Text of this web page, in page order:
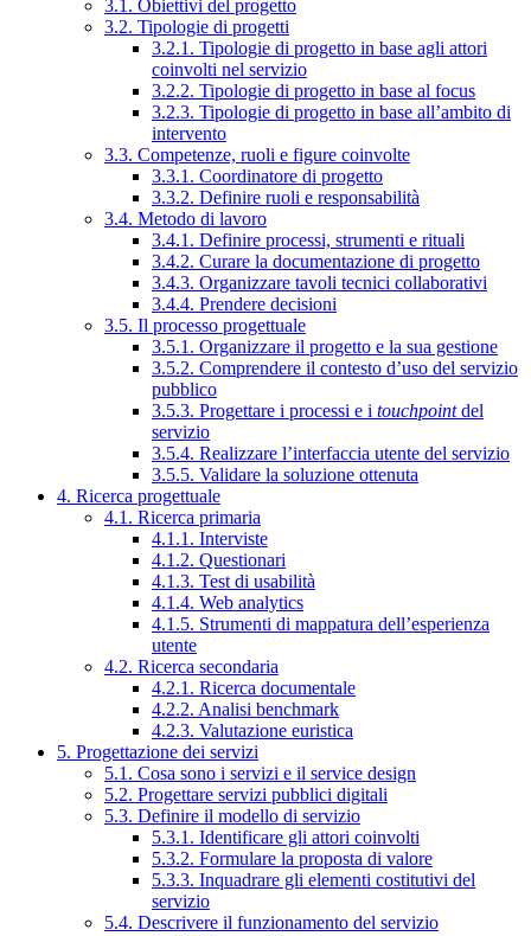
3.1. Obiettivi del progetto
3.2. Tipologie di progetti
3.2.1. Tipologie di progetto in base agli attori
coinvolti nel servizio
3.2.2. Tipologie di progetto in base al focus
3.2.3. Tipologie di progetto in base all’ambito di
intervento
3.3. Competenze, ruoli e figure coinvolte
3.3.1. Coordinatore di progetto
3.3.2. Definire ruoli e responsabilità
3.4. Metodo di lavoro
3.4.1. Definire processi, strumenti e rituali
3.4.2. Curare la documentazione di progetto
3.4.3. Organizzare tavoli tecnici collaborativi
3.4.4. Prendere decisioni
3.5. Il processo progettuale
3.5.1. Organizzare il progetto e la sua gestione
3.5.2. Comprendere il contesto d’uso del servizio
pubblico
3.5.3. Progettare i processi e i touchpointdel
servizio
3.5.4. Realizzare l’interfaccia utente del servizio
3.5.5. Validare la soluzione ottenuta
4. Ricerca progettuale
4.1. Ricerca primaria
4.1.1. Interviste
4.1.2. Questionari
4.1.3. Test di usabilità
4.1.4. Web analytics
4.1.5. Strumenti di mappatura dell’esperienza
utente
4.2. Ricerca secondaria
4.2.1. Ricerca documentale
4.2.2. Analisi benchmark
4.2.3. Valutazione euristica
5. Progettazione dei servizi
5.1. Cosa sono i servizi e il service design
5.2. Progettare servizi pubblici digitali
5.3. Definire il modello di servizio
5.3.1. Identificare gli attori coinvolti
5.3.2. Formulare la proposta di valore
5.3.3. Inquadrare gli elementi costitutivi del
servizio
5.4. Descrivere il funzionamento del servizio